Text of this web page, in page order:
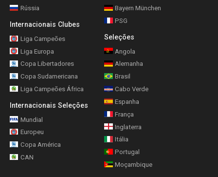
Rússia
Internacionais Clubes
Liga Campeões
Liga Europa
Copa Libertadores
Copa Sudamericana
Liga Campeões África
Internacionais Seleções
Mundial
Europeu
Copa América
CAN
Bayern München
PSG
Seleções
Angola
Alemanha
Brasil
Cabo Verde
Espanha
França
Inglaterra
Itália
Portugal
Moçambique